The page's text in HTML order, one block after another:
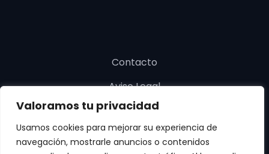
Valoramos tu privacidad
Usamos cookies para mejorar su experiencia de
navegación, mostrarle anuncios o contenidos
Contacto
Aviso Legal
Política de cookies
Política de privacidad